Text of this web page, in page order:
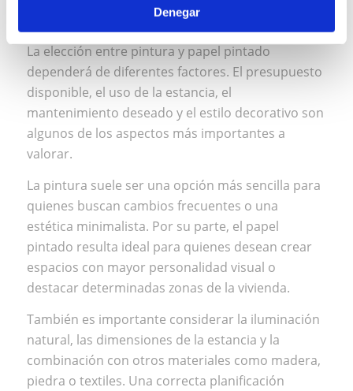
Denegar
La elección entre pintura y papel pintado
dependerá de diferentes factores. El presupuesto
disponible, el uso de la estancia, el
mantenimiento deseado y el estilo decorativo son
algunos de los aspectos más importantes a
valorar.
La pintura suele ser una opción más sencilla para
quienes buscan cambios frecuentes o una
estética minimalista. Por su parte, el papel
pintado resulta ideal para quienes desean crear
espacios con mayor personalidad visual o
destacar determinadas zonas de la vivienda.
También es importante considerar la iluminación
natural, las dimensiones de la estancia y la
combinación con otros materiales como madera,
piedra o textiles. Una correcta planificación